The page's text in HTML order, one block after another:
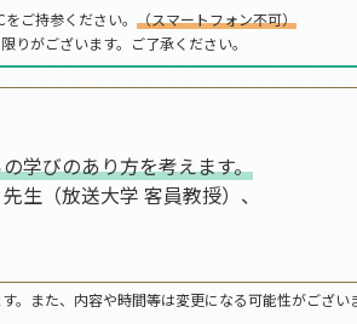
ご持参ください。 （スマートフォン不可）
がございます。ご了承ください。
学びのあり方を考えます。
生（放送大学 客員教授）、
また、内容や時間等は変更になる可能性がござい